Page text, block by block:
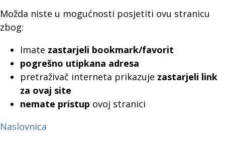
Možda niste u mogućnosti posjetiti ovu stranicu
zbog:
Imate zastarjeli bookmark/favorit
pogrešno utipkana adresa
pretraživač interneta prikazuje zastarjeli link
za ovaj site
nemate pristup ovoj stranici
Naslovnica